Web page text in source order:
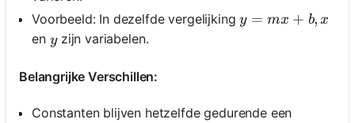
Voorbeeld: In dezelfde vergelijkingy=m x+b, x
y = mx + b, x
en y
yzijn variabelen.
Belangrijke Verschillen:
Constanten blijven hetzelfde gedurende een